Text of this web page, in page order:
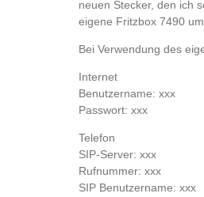
neuen Stecker, den ich
eigene Fritzbox 7490
Bei Verwendung des
Internet
Benutzername: xxx
Passwort: xxx
Telefon
SIP-Server: xxx
Rufnummer: xxx
SIP Benutzername: xxx